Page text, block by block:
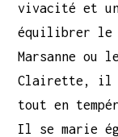
vivacité et
équilibrer le
Marsanne ou
Clairette, il
tout en
Il se marie